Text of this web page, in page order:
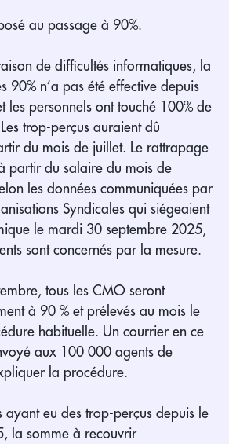
au passage à 90%.
de difficultés informatiques, la
90% n’a pas été effective depuis
les personnels ont touché 100% de
trop-perçus auraient dû
du mois de juillet. Le rattrapage
partir du salaire du mois de
les données communiquées par
Syndicales qui siégeaient
le mardi 30 septembre 2025,
sont concernés par la mesure.
tous les CMO seront
à 90 % et prélevés au mois le
habituelle. Un courrier en ce
aux 100 000 agents de
la procédure.
ayant eu des trop-perçus depuis le
la somme à recouvrir